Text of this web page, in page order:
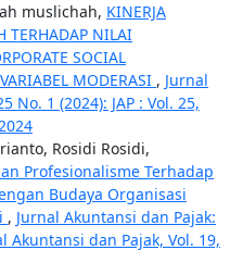
muslichah, KINERJA
TERHADAP NILAI
SOCIAL
MODERASI , Jurnal
No. 1 (2024): JAP : Vol. 25,
Rosidi Rosidi,
Profesionalisme Terhadap
Budaya Organisasi
, Jurnal Akuntansi dan Pajak:
Akuntansi dan Pajak, Vol. 19,